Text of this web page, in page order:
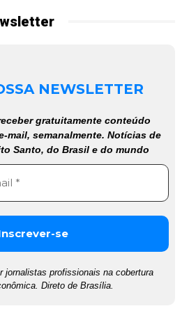
NEWSLETTER
gratuitamente conteúdo
mail, semanalmente. Notícias de
Santo, do Brasil e do mundo
jornalistas profissionais na cobertura
Direto de Brasília.